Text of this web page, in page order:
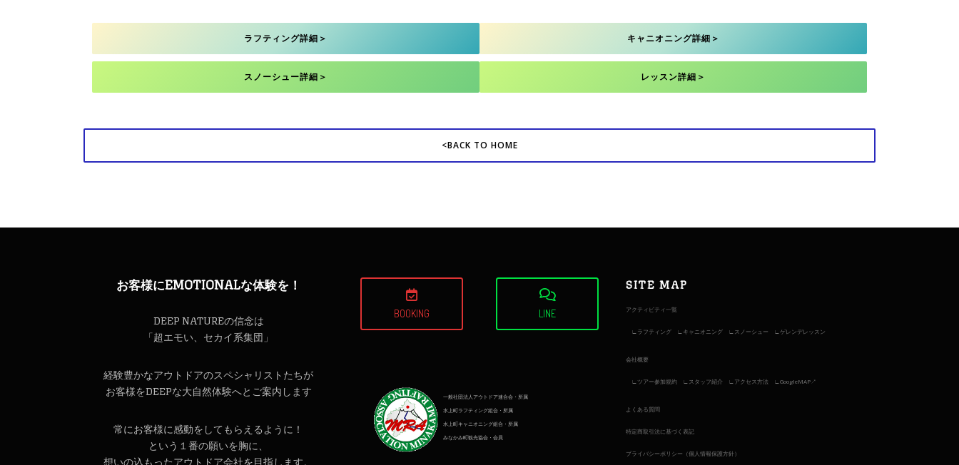
ラフティング詳細＞ キャニオニング詳細＞
スノーシュー詳細＞ レッスン詳細＞
<BACK TO HOME
お客様にEMOTIONALな体験を！
DEEP NATUREの信念は
「超エモい、セカイ系集団」
経験豊かなアウトドアのスペシャリストたちが
お客様をDEEPな大自然体験へとご案内します
常にお客様に感動をしてもらえるように！
という１番の願いを胸に、
想いの込もったアウトドア会社を目指します。
BOOKING LINE
一般社団法人アウトドア連合会・所属
水上町ラフティング組合・所属
水上町キャニオニング組合・所属
みなかみ町観光協会・会員
SITE MAP
アクティビティ一覧
ラフティング キャニオニング スノーシュー ゲレンデレッスン
会社概要
ツアー参加規約 スタッフ紹介 アクセス方法 GoogleMAP↗︎
よくある質問
特定商取引法に基づく表記
プライバシーポリシー（個人情報保護方針）